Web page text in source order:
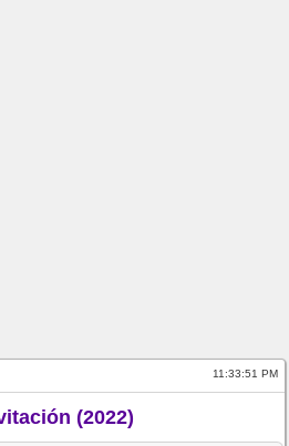
11:33:51 PM
(2022)